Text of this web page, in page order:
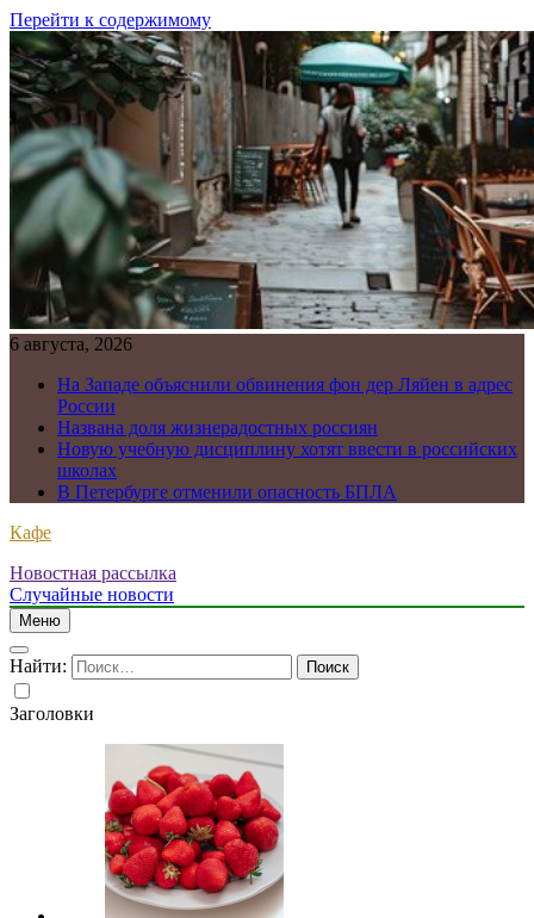
Перейти к содержимому
6 августа, 2026
На Западе объяснили обвинения фон дер Ляйен в адрес
России
Названа доля жизнерадостных россиян
Новую учебную дисциплину хотят ввести в российских
школах
В Петербурге отменили опасность БПЛА
Кафе
Новостная рассылка
Случайные новости
Меню
Найти:
Заголовки